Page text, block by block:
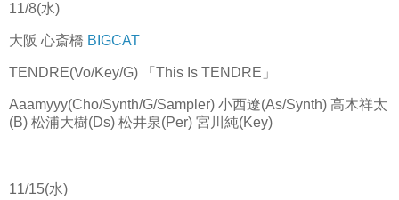
11/8(水)
大阪 心斎橋 BIGCAT
TENDRE(Vo/Key/G) 「This Is TENDRE」
Aaamyyy(Cho/Synth/G/Sampler) 小西遼(As/Synth) 高木祥太
(B) 松浦大樹(Ds) 松井泉(Per) 宮川純(Key)
11/15(水)